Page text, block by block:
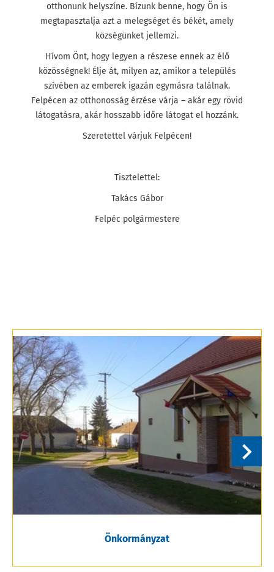
otthonunk helyszíne. Bízunk benne, hogy Ön is
megtapasztalja azt a melegséget és békét, amely
községünket jellemzi.
Hívom Önt, hogy legyen a részese ennek az élő
közösségnek! Élje át, milyen az, amikor a település
szívében az emberek igazán egymásra találnak.
Felpécen az otthonosság érzése várja – akár egy rövid
látogatásra, akár hosszabb időre látogat el hozzánk.
Szeretettel várjuk Felpécen!
Tisztelettel:
Takács Gábor
Felpéc polgármestere
Önkormányzat